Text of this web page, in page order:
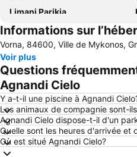
Limani Parikia
Agia Anna
Aéroport national de l'île de Naxos
Traditional Settlement of Pyrgos
Aegean Maritime Museum
Elia
Musée Agricole - Moulin à Vente Boni
Traditional Settlement of Mykonos
1. Antanaklasis Music Festival Mykonos
Informations sur
Vorna, 84600, Ville de Mykonos,
Voir plus
Questions
Agnandi Cielo
Y a-t-il une piscine à Agnandi
Les animaux de compagnie sont-
Agnandi Cielo dispose-t-il d'un
Quelle sont les heures d'arrivée et
Où est situé Agnandi Cielo?